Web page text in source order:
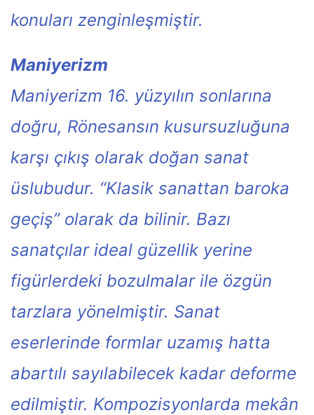
konuları zenginleşmiştir.
Maniyerizm
Maniyerizm 16. yüzyılın sonlarına
doğru, Rönesansın kusursuzluğuna
karşı çıkış olarak doğan sanat
üslubudur. “Klasik sanattan baroka
geçiş” olarak da bilinir. Bazı
sanatçılar ideal güzellik yerine
figürlerdeki bozulmalar ile özgün
tarzlara yönelmiştir. Sanat
eserlerinde formlar uzamış hatta
abartılı sayılabilecek kadar deforme
edilmiştir. Kompozisyonlarda mekân